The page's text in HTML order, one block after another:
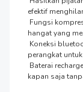
efektif
hangat yang
perangkat
kapan saja